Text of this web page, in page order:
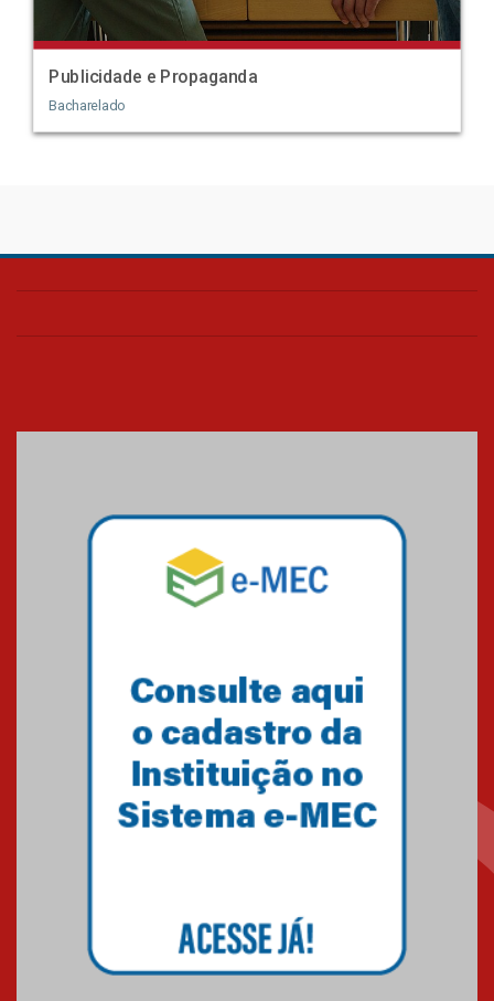
Publicidade e Propaganda
Bacharelado